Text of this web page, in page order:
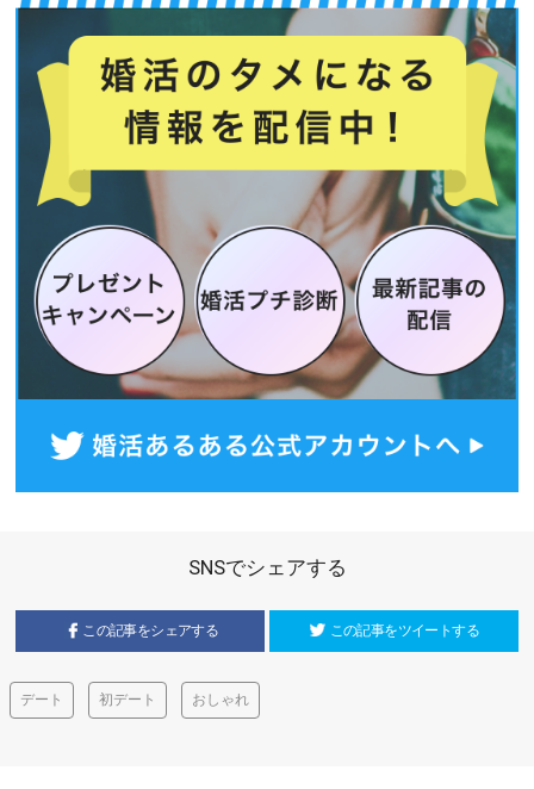
SNSでシェアする
この記事をシェアする この記事をツイートする
デート 初デート おしゃれ